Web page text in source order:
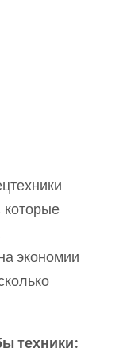
которые
экономии
техники: